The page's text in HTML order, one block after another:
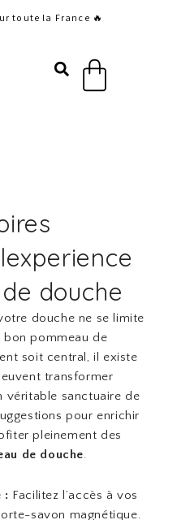
toute la France 🔥
Panier
douche
douche ne se limite
bon pommeau de
soit central, il existe
transformer
véritable sanctuaire de
pour enrichir
pleinement des
de douche.
: Facilitez l’accès à vos
savon magnétique.